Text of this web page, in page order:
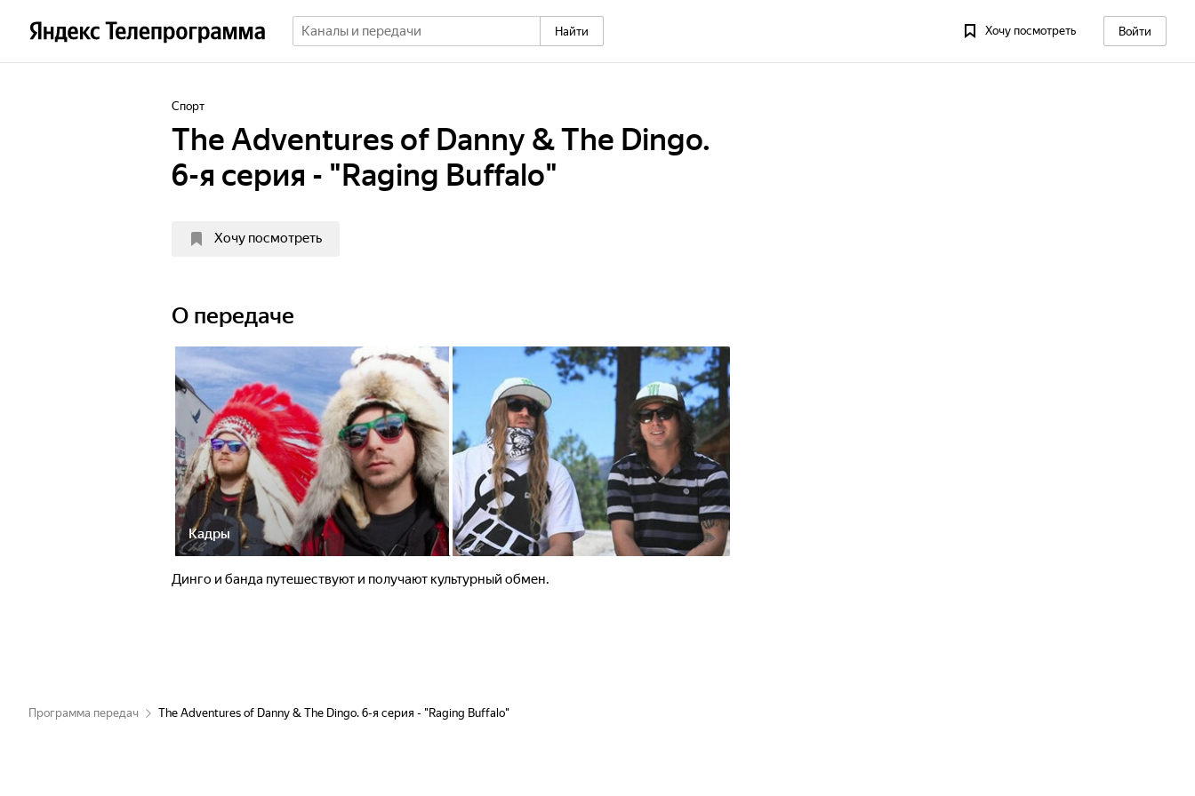
Найти Хочу посмотреть Войти
Спорт
The Adventures of Danny & The Dingo.
6-я серия - "Raging Buffalo"
Хочу посмотреть
О передаче
Кадры
Динго и банда путешествуют и получают культурный обмен.
Программа передач The Adventures of Danny & The Dingo. 6-я серия - "Raging Buffalo"